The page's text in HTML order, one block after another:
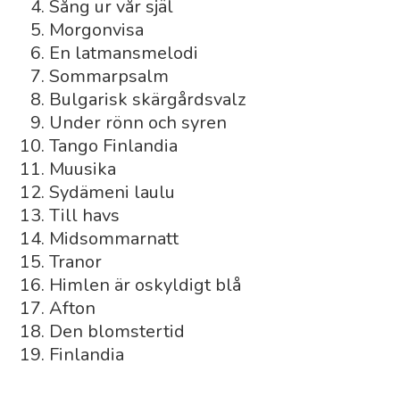
Sång ur vår själ
Morgonvisa
En latmansmelodi
Sommarpsalm
Bulgarisk skärgårdsvalz
Under rönn och syren
Tango Finlandia
Muusika
Sydämeni laulu
Till havs
Midsommarnatt
Tranor
Himlen är oskyldigt blå
Afton
Den blomstertid
Finlandia